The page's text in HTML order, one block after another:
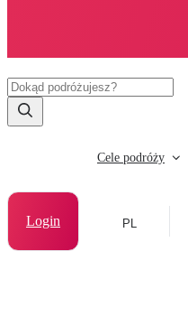
Cele podróży
Login PL